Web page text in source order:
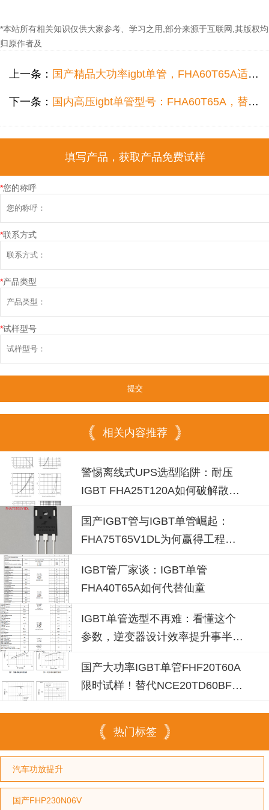
*本站所有相关知识仅供大家参考、学习之用,部分来源于互联网,其版权均
归原作者及
上一条： 国产精品大功率igbt单管，FHA60T65A适应在线式UPS电路的分析
下一条： 国内高压igbt单管型号：FHA60T65A，替换FGH60N60SMD参数的秘密
填写产品，获取产品免费试样
*您的称呼
*联系方式
*产品类型
*试样型号
相关内容推荐
警惕离线式UPS选型陷阱：耐压
IGBT FHA25T120A如何破解散热
国产IGBT管与IGBT单管崛起：
FHA75T65V1DL为何赢得工程师
IGBT管厂家谈：IGBT单管
FHA40T65A如何代替仙童
IGBT单管选型不再难：看懂这个
参数，逆变器设计效率提升事半功
国产大功率IGBT单管FHF20T60A
限时试样！替代NCE20TD60BF省
热门标签
汽车功放提升
国产FHP230N06V